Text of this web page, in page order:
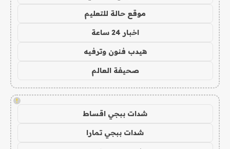
موقع حالة للتعليم
اخبار 24 ساعة
هيدب فنون وترفيه
صحيفة العالم
!
شدات ببجي اقساط
شدات ببجي تمارا